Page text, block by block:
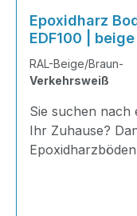
Epoxidharz
EDF100 |
RAL-Beige/
Verkehrsweiß
Sie suchen nach
Ihr Zuhause?